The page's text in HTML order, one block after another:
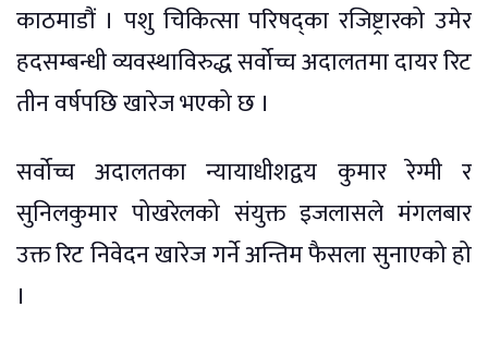
काठमाडौं । पशु चिकित्सा परिषद्का रजिष्ट्रारको उमेर
हदसम्बन्धी व्यवस्थाविरुद्ध सर्वोच्च अदालतमा दायर रिट
तीन वर्षपछि खारेज भएको छ ।
सर्वोच्च अदालतका न्यायाधीशद्वय कुमार रेग्मी र
सुनिलकुमार पोखरेलको संयुक्त इजलासले मंगलबार
उक्त रिट निवेदन खारेज गर्ने अन्तिम फैसला सुनाएको हो
।